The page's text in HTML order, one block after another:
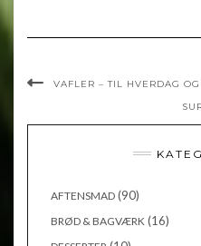
VAFLER – TIL HVERDAG OG
AFTENSMAD (90)
BRØD & BAGVÆRK (16)